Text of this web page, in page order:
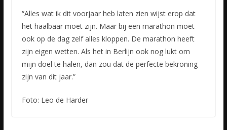
“Alles wat ik dit voorjaar heb laten zien wijst erop dat
het haalbaar moet zijn. Maar bij een marathon moet
ook op de dag zelf alles kloppen. De marathon heeft
zijn eigen wetten. Als het in Berlijn ook nog lukt om
mijn doel te halen, dan zou dat de perfecte bekroning
zijn van dit jaar.”
Foto: Leo de Harder